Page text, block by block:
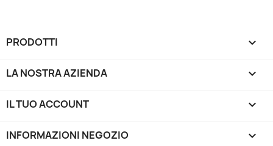
PRODOTTI 
LA NOSTRA AZIENDA 
IL TUO ACCOUNT 
INFORMAZIONI NEGOZIO keyboard_arrow_down